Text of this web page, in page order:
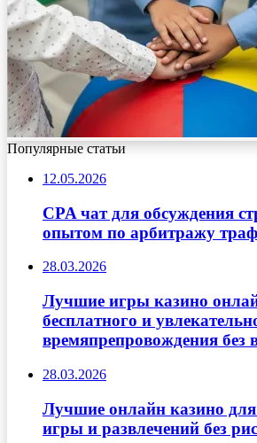
Популярные статьи
12.05.2026
CPA чат для обсуждения
опытом по арбитражу
28.03.2026
Лучшие игры казино
бесплатного и
времяпрепровождения без
28.03.2026
Лучшие онлайн казино для
игры и развлечений без